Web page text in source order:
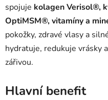
spojuje kolagen Verisol®,
OptiMSM®, vitamíny a
pokožky, zdravé vlasy a
hydratuje, redukuje vrásky
zářivou.
Hlavní benefit